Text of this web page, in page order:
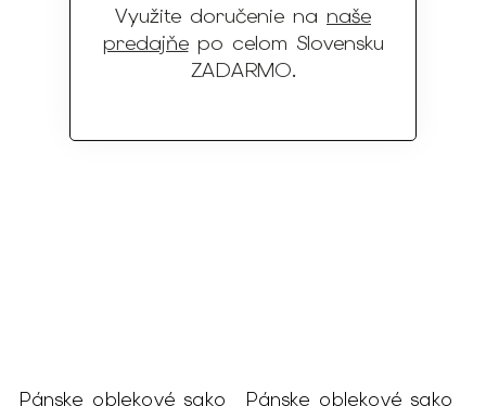
Využite doručenie na naše
predajňepo celom Slovensku
ZADARMO.
Pánske oblekové sako
Pánske oblekové sako